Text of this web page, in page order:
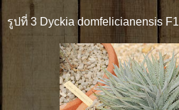
รูปที่ 3 Dyckia domfelicianensis F1